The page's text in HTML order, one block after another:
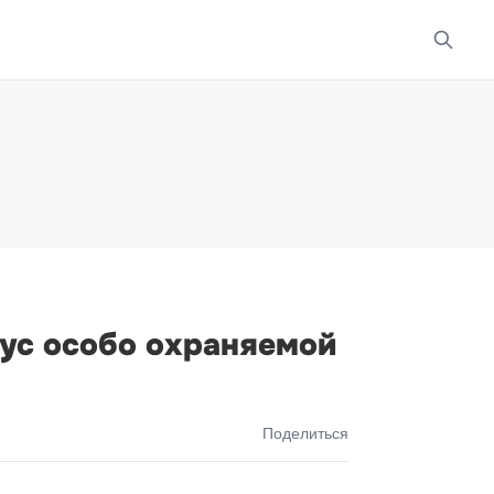
особо охраняемой
Поделиться